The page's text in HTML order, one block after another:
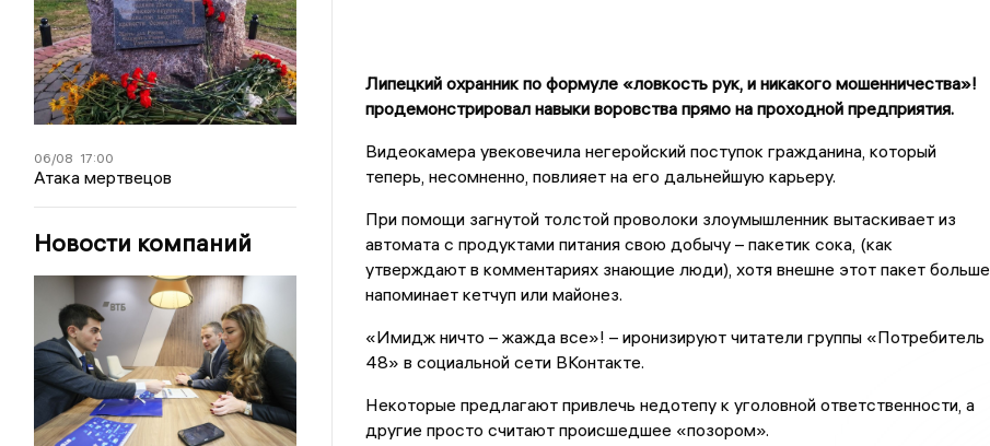
06/08 17:00
Атака мертвецов
Новости компаний
Липецкий охранник по формуле «ловкость рук, и никакого мошенничества»!
продемонстрировал навыки воровства прямо на проходной предприятия.
Видеокамера увековечила негеройский поступок гражданина, который
теперь, несомненно, повлияет на его дальнейшую карьеру.
При помощи загнутой толстой проволоки злоумышленник вытаскивает из
автомата с продуктами питания свою добычу – пакетик сока, (как
утверждают в комментариях знающие люди), хотя внешне этот пакет больше
напоминает кетчуп или майонез.
«Имидж ничто – жажда все»! – иронизируют читатели группы «Потребитель
48» в социальной сети ВКонтакте.
Некоторые предлагают привлечь недотепу к уголовной ответственности, а
другие просто считают происшедшее «позором».